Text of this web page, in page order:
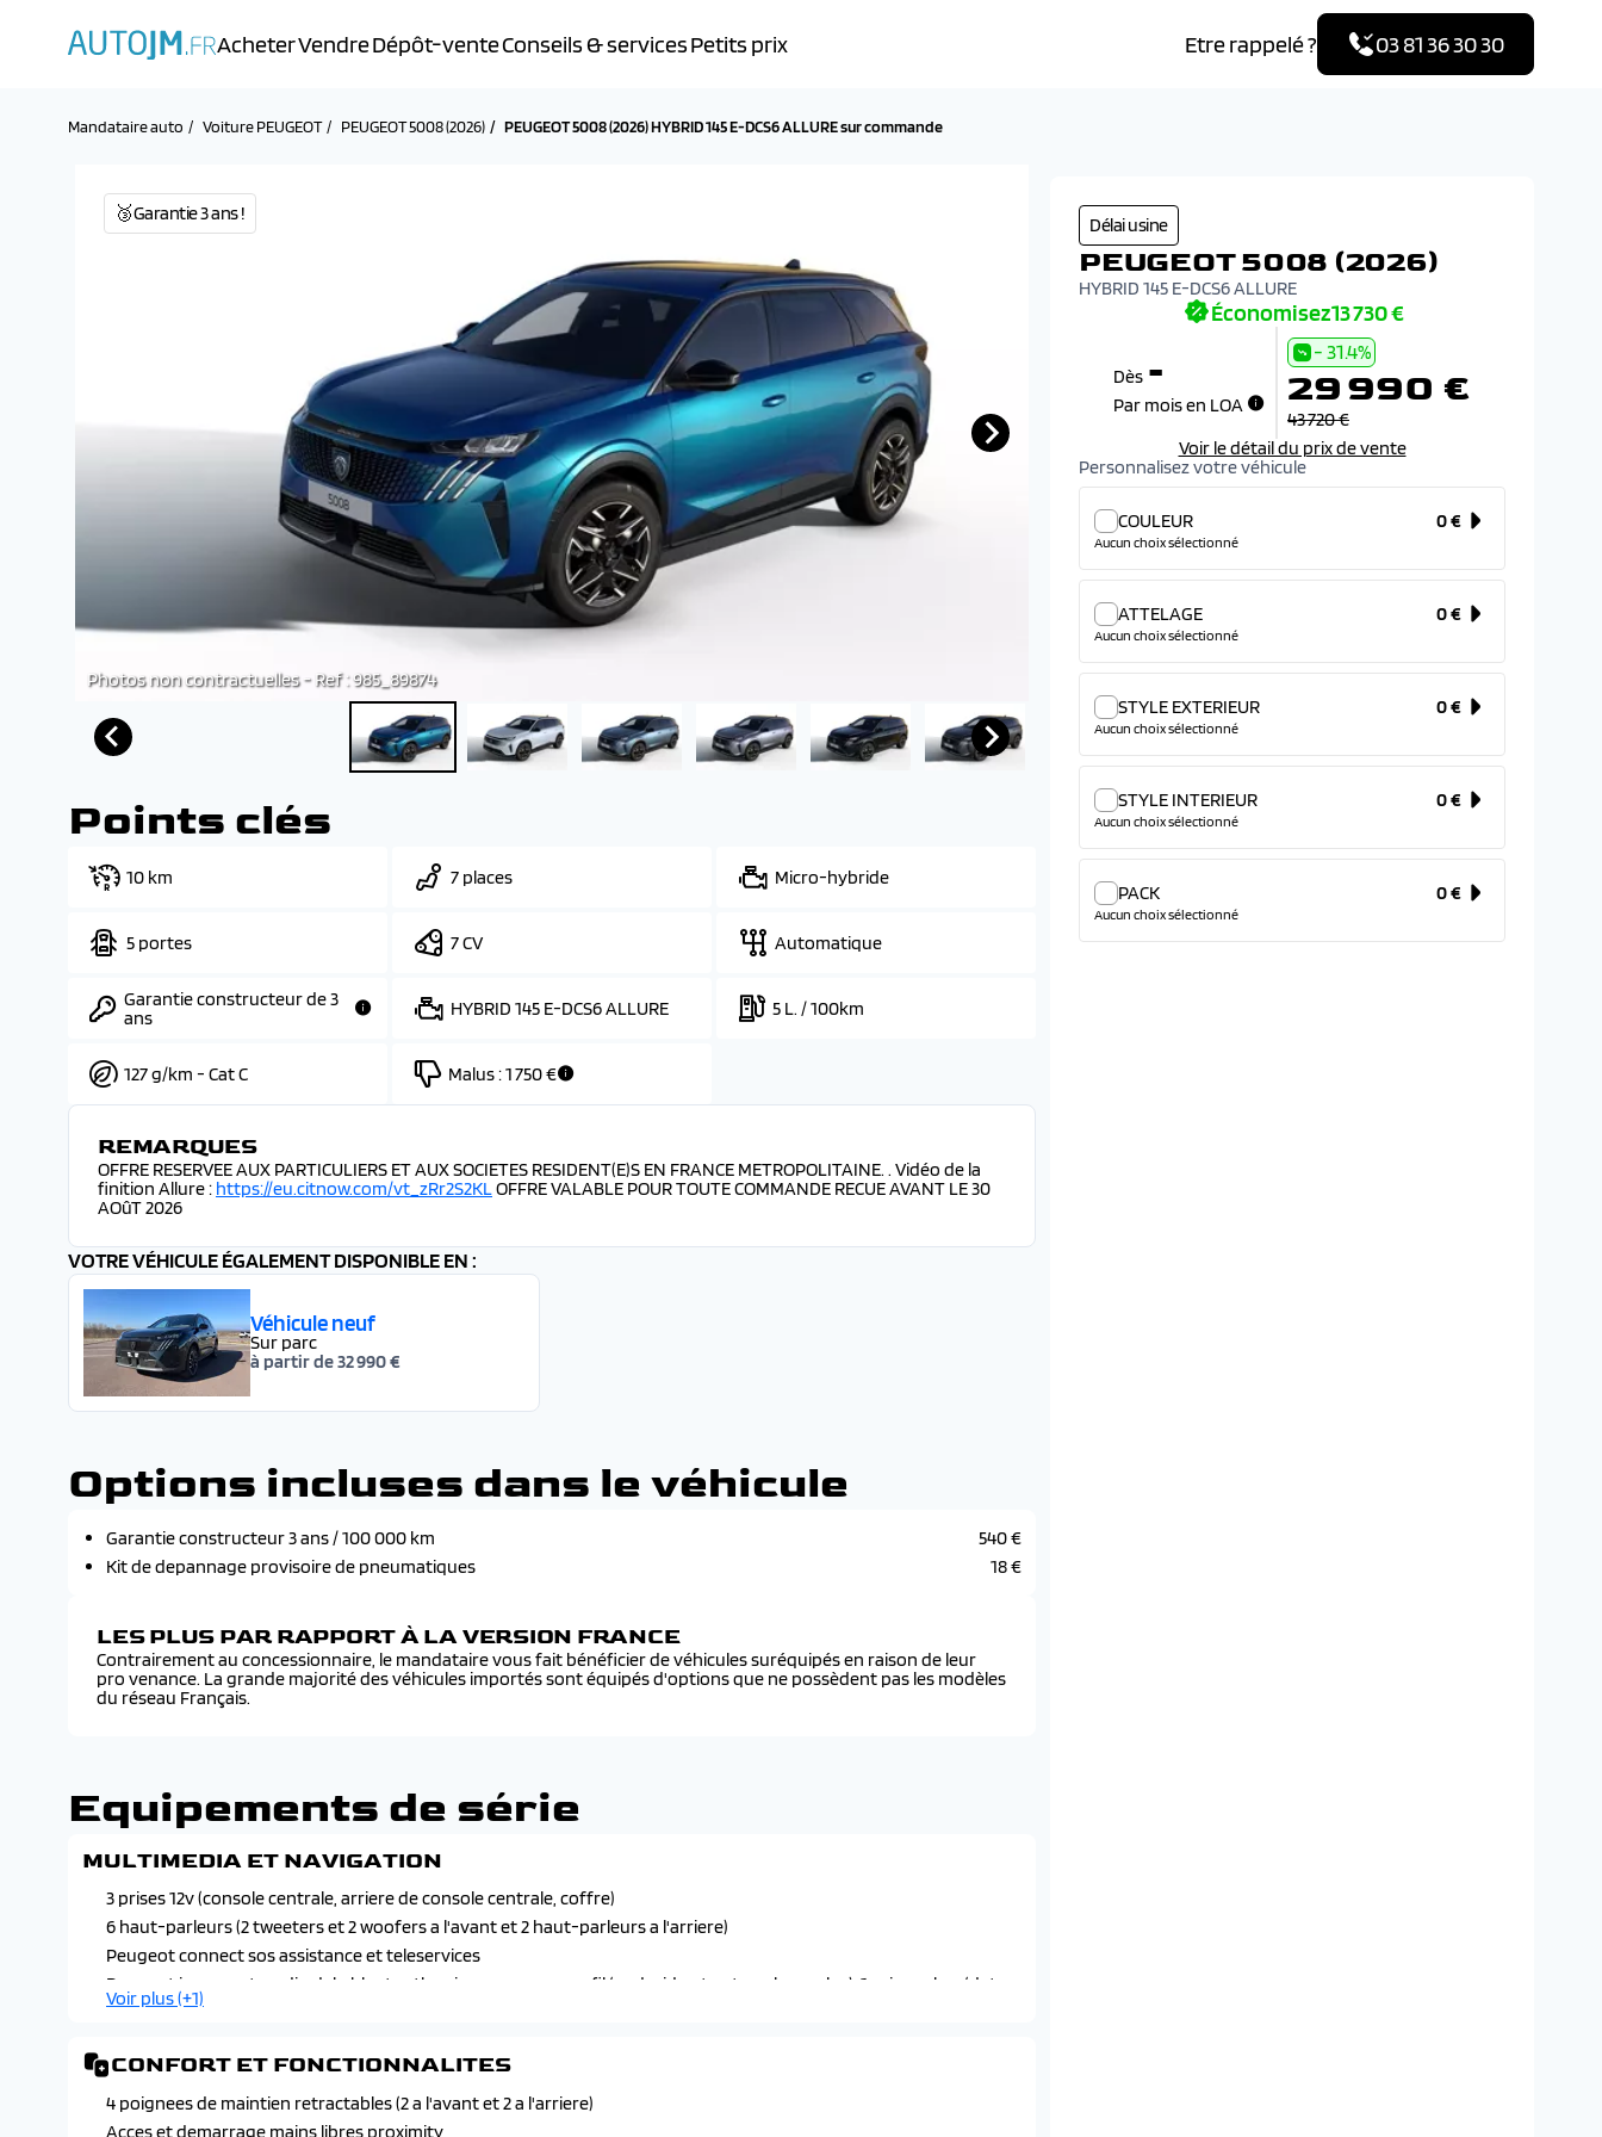
AcheterVendreDépôt-venteConseils & servicesPetits prix Etre rappelé ? 03 81 36 30 30
Mandataire auto Voiture PEUGEOT PEUGEOT 5008 (2026) PEUGEOT 5008 (2026) HYBRID 145 E-DCS6 ALLURE sur commande
Photos non contractuelles - Ref : 985_89874
🥉Garantie 3 ans !
Délai usine
PEUGEOT 5008 (2026)
HYBRID 145 E-DCS6 ALLURE
Économisez13 730 €
Dès -
Par mois en LOA
- 31.4%
29 990 €
43 720 €
Voir le détail du prix de vente
Personnalisez votre véhicule
COULEUR 0 €
Aucun choix sélectionné
ATTELAGE 0 €
Aucun choix sélectionné
STYLE EXTERIEUR 0 €
Aucun choix sélectionné
STYLE INTERIEUR 0 €
Aucun choix sélectionné
PACK 0 €
Aucun choix sélectionné
Points clés
10 km 7 places Micro-hybride
5 portes 7 CV Automatique
Garantie constructeur de 3
ans
HYBRID 145 E-DCS6 ALLURE 5 L. / 100km
127 g/km - Cat C Malus :1 750 €
REMARQUES
OFFRE RESERVEE AUX PARTICULIERS ET AUX SOCIETES RESIDENT(E)S EN FRANCE METROPOLITAINE. . Vidéo de la
finition Allure : https://eu.citnow.com/vt_zRr2S2KLOFFRE VALABLE POUR TOUTE COMMANDE RECUE AVANT LE 30
AOûT 2026
VOTRE VÉHICULE ÉGALEMENT DISPONIBLE EN :
Véhicule neuf
Sur parc
à partir de 32 990 €
Options incluses dans le véhicule
Garantie constructeur 3 ans / 100 000 km
540 €
Kit de depannage provisoire de pneumatiques
18 €
LES PLUS PAR RAPPORT À LA VERSION FRANCE
Contrairement au concessionnaire, le mandataire vous fait bénéficier de véhicules suréquipés en raison de leur
pro venance. La grande majorité des véhicules importés sont équipés d'options que ne possèdent pas les modèles
du réseau Français.
Equipements de série
MULTIMEDIA ET NAVIGATION
3 prises 12v (console centrale, arriere de console centrale, coffre)
6 haut-parleurs (2 tweeters et 2 woofers a l'avant et 2 haut-parleurs a l'arriere)
Peugeot connect sos assistance et teleservices
Peugeot i-connect : radio dab, bluetooth, mirror screen sans fil (android auto et apple carplay), 1 prise usb-c (data
et charge), 1 prise usb-c (charge)
Voir plus (+1)
CONFORT ET FONCTIONNALITES
4 poignees de maintien retractables (2 a l'avant et 2 a l'arriere)
Acces et demarrage mains libres proximity